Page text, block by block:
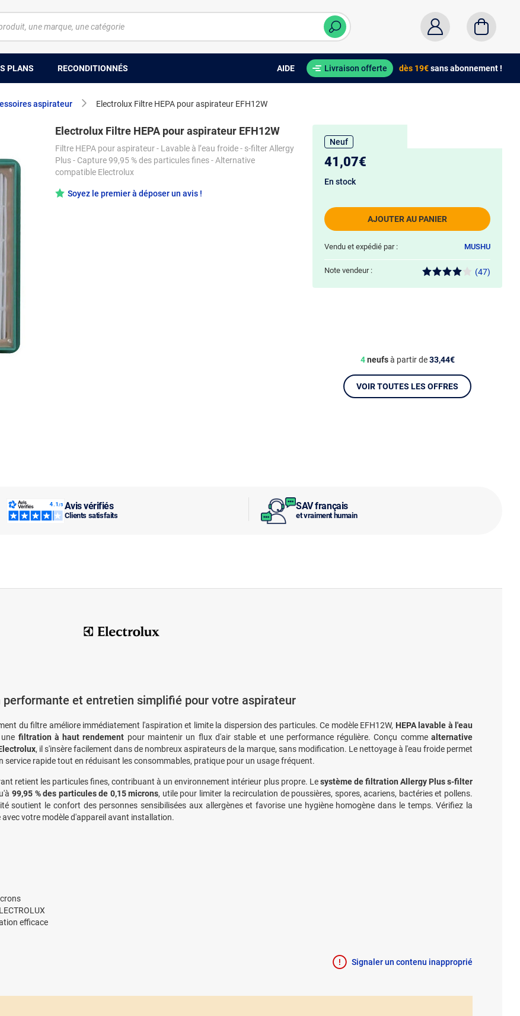
PLANS RECONDITIONNÉS AIDE Livraison offerte dès 19€sans abonnement !
aspirateur Electrolux Filtre HEPA pour aspirateur EFH12W
Avis vérifiés
Clients satisfaits
SAV français
et vraiment humain
Electrolux Filtre HEPA pour aspirateur EFH12W
Filtre HEPA pour aspirateur - Lavable à l’eau froide - s-filter Allergy
Plus - Capture 99,95 % des particules fines - Alternative
compatible Electrolux
Soyez le premier à déposer un avis !
Neuf
41,07€
AJOUTER AU PANIER
En stock
Vendu et expédié par : MUSHU
Note vendeur : (47)
4neufsà partir de33,44€
VOIR TOUTES LES OFFRES
performante et entretien simplifié pour votre aspirateur
du filtre améliore immédiatement l'aspiration et limite la dispersion des particules. Ce modèle EFH12W, HEPA lavable à l'eau
filtration à haut rendement pour maintenir un flux d'air stable et une performance régulière. Conçu commealternative
, il s'insère facilement dans de nombreux aspirateurs de la marque, sans modification. Le nettoyage à l'eau froide permet
service rapide tout en réduisant les consommables, pratique pour un usage fréquent.
retient les particules fines, contribuant à un environnement intérieur plus propre. Lesystème de filtration Allergy Plus s-filter
99,95 % des particules de 0,15 microns, utile pour limiter la recirculation de poussières, spores, acariens, bactéries et pollens.
soutient le confort des personnes sensibilisées aux allergènes et favorise une hygiène homogène dans le temps. Vérifiez la
votre modèle d'appareil avant installation.
efficace
Signaler un contenu inapproprié